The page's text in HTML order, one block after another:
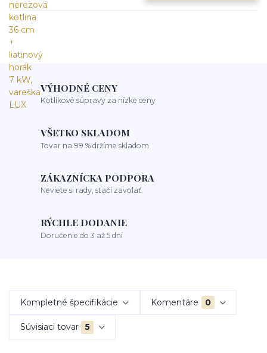
VÝHODNÉ CENY
Kotlíkové súpravy za nízke ceny
VŠETKO SKLADOM
Tovar na 99 % držíme skladom
ZÁKAZNÍCKA PODPORA
Neviete si rady, stačí zavolať
RÝCHLE DODANIE
Doručenie do 3 až 5 dní
Kompletné špecifikácie Komentáre 0
Súvisiaci tovar 5